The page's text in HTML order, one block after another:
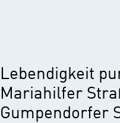
Lebendigkeit
Mariahilfer
Gumpendorfer